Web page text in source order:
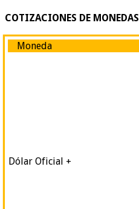
COTIZACIONES DE MONEDAS
Moneda
Dólar Oficial +